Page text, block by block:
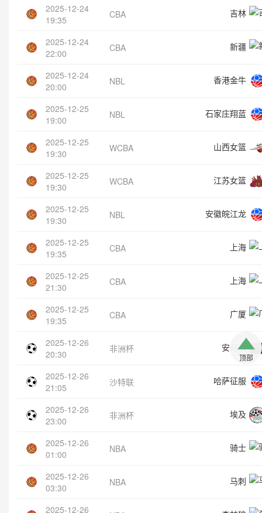
2025-12-24
19:35
CBA 吉林
2025-12-24
22:00
CBA 新疆
2025-12-24
20:00
NBL 香港金牛
2025-12-25
19:00
NBL 石家庄翔蓝
2025-12-25
19:30
WCBA 山西女篮
2025-12-25
19:30
WCBA 江苏女篮
2025-12-25
19:30
NBL 安徽皖江龙
2025-12-25
19:35
CBA 上海
2025-12-25
21:30
CBA 上海
2025-12-25
19:35
CBA 广厦
2025-12-26
20:30
非洲杯 安哥拉
2025-12-26
21:05
沙特联 哈萨征服
2025-12-26
23:00
非洲杯 埃及
2025-12-26
01:00
NBA 骑士
2025-12-26
03:30
NBA 马刺
2025-12-26
顶部